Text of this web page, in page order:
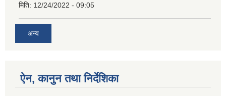
मिति: 12/24/2022 - 09:05
अन्य
ऐन, कानुन तथा निर्देशिका